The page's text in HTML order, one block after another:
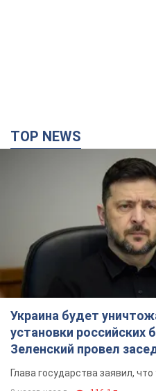
TOP NEWS
Украина будет
установки российских
Зеленский провел
Глава государства заявил,